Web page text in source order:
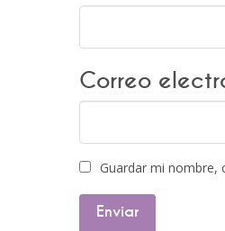
Correo
Guardar mi nombre,